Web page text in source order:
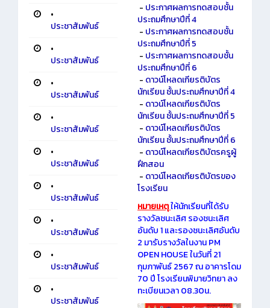
•
ประชาสัมพันธ์
•
ประชาสัมพันธ์
•
ประชาสัมพันธ์
•
ประชาสัมพันธ์
•
ประชาสัมพันธ์
•
ประชาสัมพันธ์
•
ประชาสัมพันธ์
•
ประชาสัมพันธ์
•
ประชาสัมพันธ์
- ประกาศผลการทดสอบชั้น
ประถมศึกษาปีที่ 4
- ประกาศผลการทดสอบชั้น
ประถมศึกษาปีที่ 5
- ประกาศผลการทดสอบชั้น
ประถมศึกษาปีที่ 6
- ดาวน์โหลดเกียรติบัตร
นักเรียน ชั้นประถมศึกษาปีที่ 4
- ดาวน์โหลดเกียรติบัตร
นักเรียน ชั้นประถมศึกษาปีที่ 5
- ดาวน์โหลดเกียรติบัตร
นักเรียน ชั้นประถมศึกษาปีที่ 6
- ดาวน์โหลดเกียรติบัตรครูผู้
ฝึกสอน
- ดาวน์โหลดเกียรติบัตรของ
โรงเรียน
หมายเหตุให้นักเรียนที่ได้รับ
รางวัลชนะเลิศ รองชนะเลิศ
อันดับ 1 และรองชนะเลิศอันดับ
2 มารับรางวัลในงาน PM
OPEN HOUSE ในวันที่ 21
กุมภาพันธ์ 2567 ณ อาคารโดม
70 ปี โรงเรียนพิมายวิทยา ลง
ทะเบียนเวลา 08.30น.